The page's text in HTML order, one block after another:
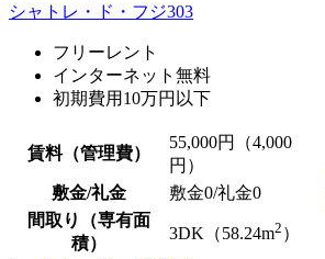
シャトレ・ド・フジ303
フリーレント
インターネット無料
初期費用10万円以下
賃料（管理費）
55,000円（4,000
円）
敷金/礼金 敷金0/礼金0
間取り（専有面
積）
3DK（58.24m2 ）